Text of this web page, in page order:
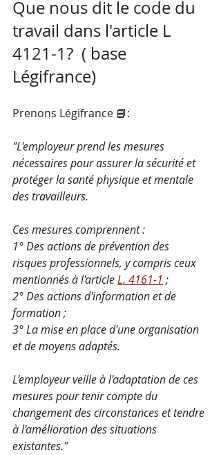
Que nous dit le code du
travail dans l'article L
4121-1?  ( base
Légifrance)
Prenons Légifrance 📘:
"L'employeur prend les mesures
nécessaires pour assurer la sécurité et
protéger la santé physique et mentale
des travailleurs.
Ces mesures comprennent :
1° Des actions de prévention des
risques professionnels, y compris ceux
mentionnés à l'article L. 4161-1 ;
2° Des actions d'information et de
formation ;
3° La mise en place d'une organisation
et de moyens adaptés.
L'employeur veille à l'adaptation de ces
mesures pour tenir compte du
changement des circonstances et tendre
à l'amélioration des situations
existantes."